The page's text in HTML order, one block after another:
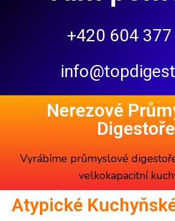
+420 604
Nerezové
Digestoře
Vyrábíme průmyslové
velkokapacitní
Atypické